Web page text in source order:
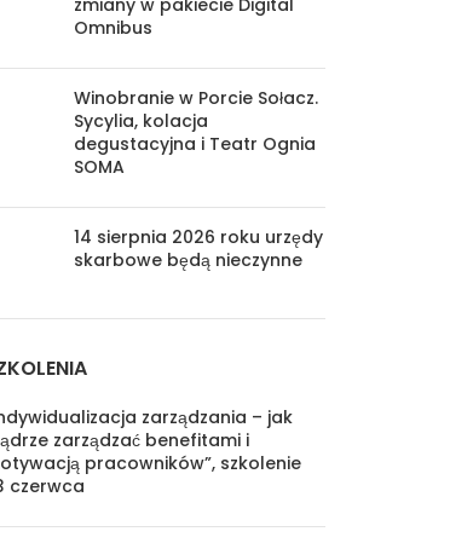
zmiany w pakiecie Digital
Omnibus
Winobranie w Porcie Sołacz.
Sycylia, kolacja
degustacyjna i Teatr Ognia
SOMA
14 sierpnia 2026 roku urzędy
skarbowe będą nieczynne
zarządzania – jak
zarządzać benefitami i
pracowników”, szkolenie
czerwca